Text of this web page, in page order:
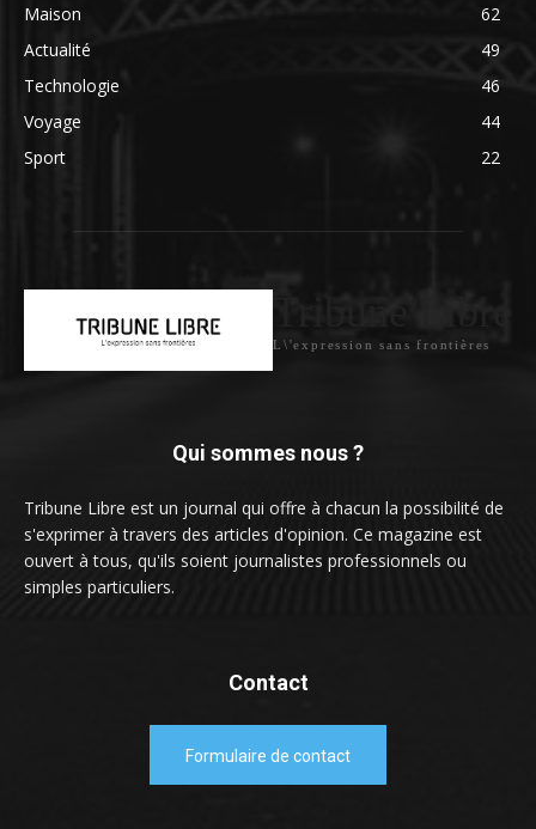
Maison
62
Actualité
49
Technologie
46
Voyage
44
Sport
22
Tribune Libre
L\'expression sans frontières
Qui sommes nous ?
Tribune Libre est un journal qui offre à chacun la possibilité de
s'exprimer à travers des articles d'opinion. Ce magazine est
ouvert à tous, qu'ils soient journalistes professionnels ou
simples particuliers.
Contact
Formulaire de contact